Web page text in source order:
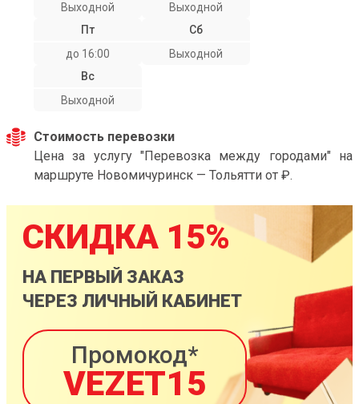
Выходной
Выходной
Пт
до 16:00
Сб
Выходной
Вс
Выходной
Стоимость перевозки
Цена за услугу "Перевозка между городами" на
маршруте Новомичуринск — Тольятти от ₽.
СКИДКА 15%
НА ПЕРВЫЙ ЗАКАЗ
ЧЕРЕЗ ЛИЧНЫЙ КАБИНЕТ
Промокод*
VEZET15